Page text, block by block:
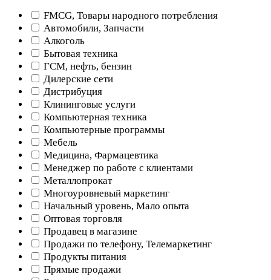
FMCG, Товары народного потребления
Автомобили, Запчасти
Алкоголь
Бытовая техника
ГСМ, нефть, бензин
Дилерские сети
Дистрибуция
Клининговые услуги
Компьютерная техника
Компьютерные программы
Мебель
Медицина, Фармацевтика
Менеджер по работе с клиентами
Металлопрокат
Многоуровневый маркетинг
Начальный уровень, Мало опыта
Оптовая торговля
Продавец в магазине
Продажи по телефону, Телемаркетинг
Продукты питания
Прямые продажи